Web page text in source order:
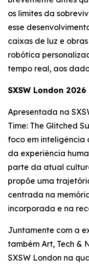
os limites da
esse
caixas de luz e
robótica
tempo real, aos
SXSW London 2026
Apresentada na
Time: The Glitched
foco em
da experiência
parte da atual
propõe uma
centrada na
incorporada e na
Juntamente com a
também Art, Tech &
SXSW London na